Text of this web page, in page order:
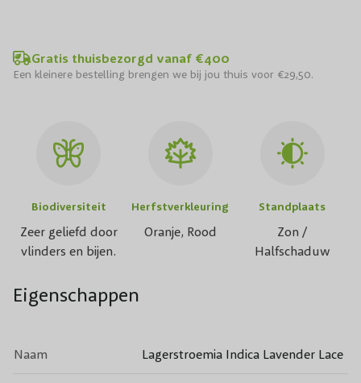
Gratis thuisbezorgd vanaf €400
Een kleinere bestelling brengen we bij jou thuis voor €29,50.
Biodiversiteit
Zeer geliefd door
vlinders en bijen.
Herfstverkleuring
Oranje, Rood
Standplaats
Zon /
Halfschaduw
Eigenschappen
Naam Lagerstroemia Indica Lavender Lace